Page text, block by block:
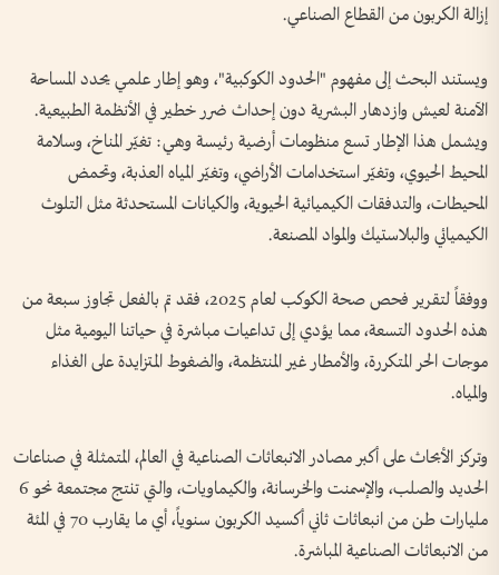
إزالة الكربون من القطاع الصناعي.
ويستند البحث إلى مفهوم "الحدود الكوكبية"، وهو إطار علمي يحدد المساحة
الآمنة لعيش وازدهار البشرية دون إحداث ضرر خطير في الأنظمة الطبيعية.
ويشمل هذا الإطار تسع منظومات أرضية رئيسة وهي: تغيّر المناخ، وسلامة
المحيط الحيوي، وتغيّر استخدامات الأراضي، وتغيّر المياه العذبة، وتحمض
المحيطات، والتدفقات الكيميائية الحيوية، والكيانات المستحدثة مثل التلوث
الكيميائي والبلاستيك والمواد المصنعة.
ووفقاً لتقرير فحص صحة الكوكب لعام 2025، فقد تم بالفعل تجاوز سبعة من
هذه الحدود التسعة، مما يؤدي إلى تداعيات مباشرة في حياتنا اليومية مثل
موجات الحر المتكررة، والأمطار غير المنتظمة، والضغوط المتزايدة على الغذاء
والمياه.
وتركز الأبحاث على أكبر مصادر الانبعاثات الصناعية في العالم، المتمثلة في صناعات
الحديد والصلب، والإسمنت والخرسانة، والكيماويات، والتي تنتج مجتمعة نحو 6
مليارات طن من انبعاثات ثاني أكسيد الكربون سنوياً، أي ما يقارب 70 في المئة
من الانبعاثات الصناعية المباشرة.